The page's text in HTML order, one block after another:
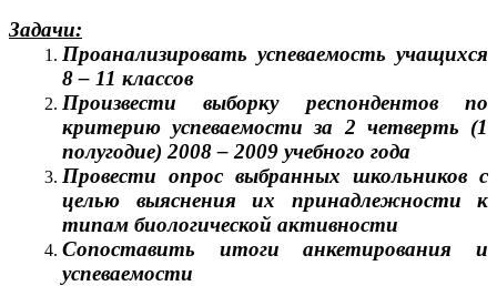
Задачи:
Проанализировать успеваемость учащихся
8 – 11 классов
Произвести выборку респондентов по
критерию успеваемости за 2 четверть (1
полугодие) 2008 – 2009 учебного года
Провести опрос выбранных школьников с
целью выяснения их принадлежности к
типам биологической активности
Сопоставить итоги анкетирования и
успеваемости